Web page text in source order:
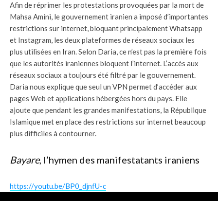
Afin de réprimer les protestations provoquées par la mort de
Mahsa Amini, le gouvernement iranien a imposé d’importantes
restrictions sur internet, bloquant principalement Whatsapp
et Instagram, les deux plateformes de réseaux sociaux les
plus utilisées en Iran. Selon Daria, ce n’est pas la première fois
que les autorités iraniennes bloquent l’internet. L’accès aux
réseaux sociaux a toujours été filtré par le gouvernement.
Daria nous explique que seul un VPN permet d’accéder aux
pages Web et applications hébergées hors du pays. Elle
ajoute que pendant les grandes manifestations, la République
Islamique met en place des restrictions sur internet beaucoup
plus difficiles à contourner.
Bayare, l’hymen des manifestatants iraniens
https://youtu.be/BP0_djnfU-c